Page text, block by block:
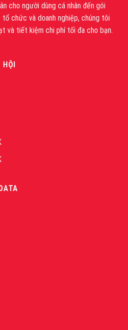
cho người dùng cá nhân đến gói
chức và doanh nghiệp, chúng tôi
và tiết kiệm chi phí tối đa cho bạn.
HỘI